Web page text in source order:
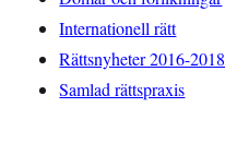
Internationell rätt
Rättsnyheter 2016-2018
Samlad rättspraxis